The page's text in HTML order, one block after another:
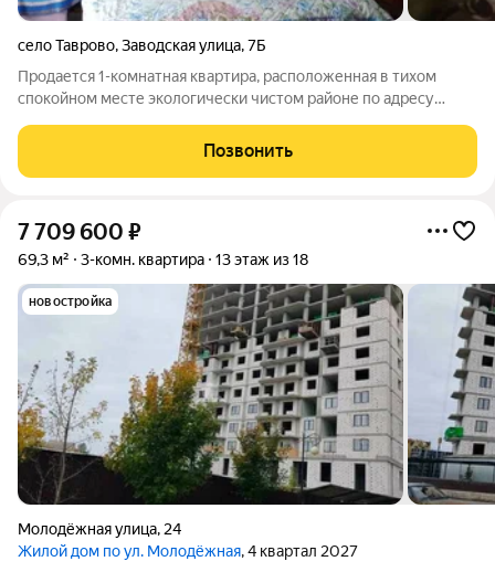
село Таврово,Заводская улица,7Б
Продается 1-комнатная квартира, расположенная в тихом
спокойном месте экологически чистом районе по адресу
Центральный улица Заводская 7Б на 2 этаже 2 этажного дома.
Общая площадь 42,5 м2.
Позвонить
7 709 600 ₽
69,3 м² 3-комн. квартира 13 этаж из 18
новостройка
Молодёжная улица, 24
Жилой дом по ул. Молодёжная, 4 квартал 2027